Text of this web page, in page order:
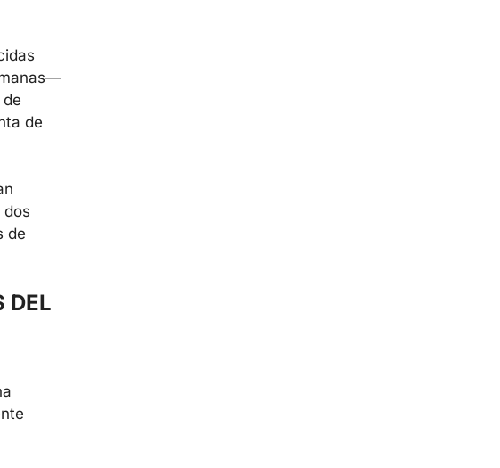
de
dos
de
DEL